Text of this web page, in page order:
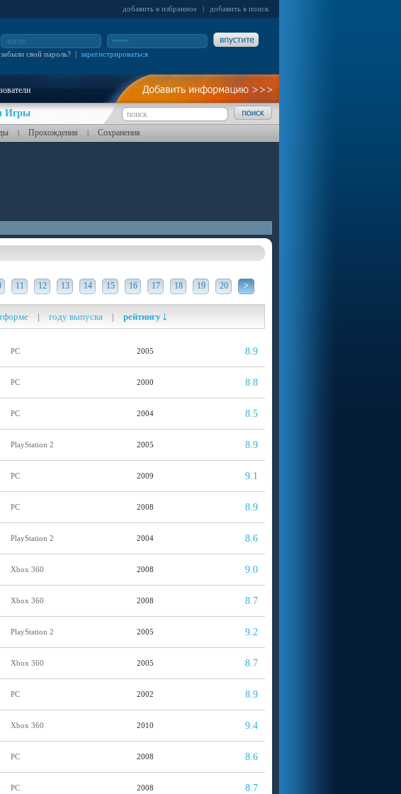
добавить в избранное | добавить в поиск
забыли свой пароль? | зарегистрироваться
Игры
| Прохождения | Сохранения
11 12 13 14 15 16 17 18 19 20 >
| году выпуска | рейтингу
PC 2005 8.9
PC 2000 8.8
PC 2004 8.5
PlayStation 2 2005 8.9
PC 2009 9.1
PC 2008 8.9
PlayStation 2 2004 8.6
Xbox 360 2008 9.0
Xbox 360 2008 8.7
PlayStation 2 2005 9.2
Xbox 360 2005 8.7
PC 2002 8.9
Xbox 360 2010 9.4
PC 2008 8.6
PC 2008 8.7